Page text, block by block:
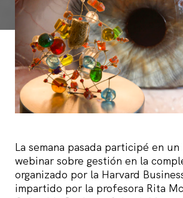
La semana pasada participé en
webinar sobre gestión en la
organizado por la Harvard
impartido por la profesora Rita